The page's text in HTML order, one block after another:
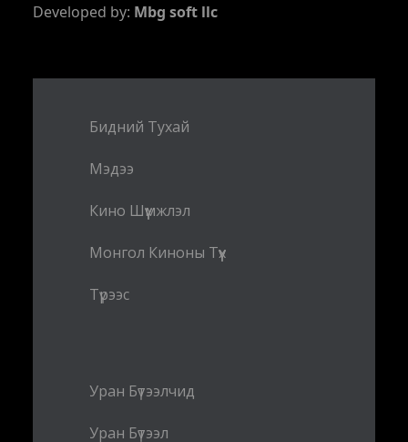
Developed by: Mbg soft llc
Бидний Тухай
Мэдээ
Кино Шүүмжлэл
Монгол Киноны Түүх
Түрээс
Уран Бүтээлчид
Уран Бүтээл